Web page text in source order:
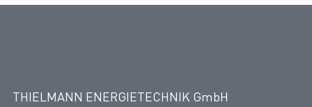
THIELMANN ENERGIETECHNIK GmbH